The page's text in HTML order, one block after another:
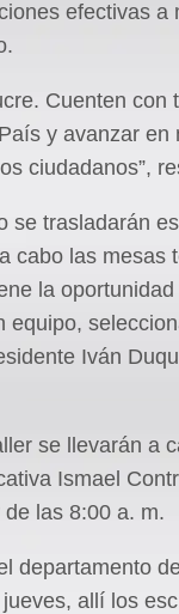
efectivas a
Cuenten con
y avanzar en
ciudadanos”,
se trasladarán
cabo las mesas
la
equipo,
Iván
se llevarán a
Ismael
las 8:00 a. m.
departamento
allí los